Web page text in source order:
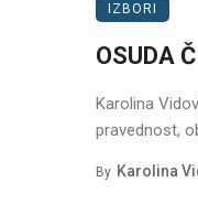
IZBORI
OSUDA
Karolina
pravednost,
By Karolina